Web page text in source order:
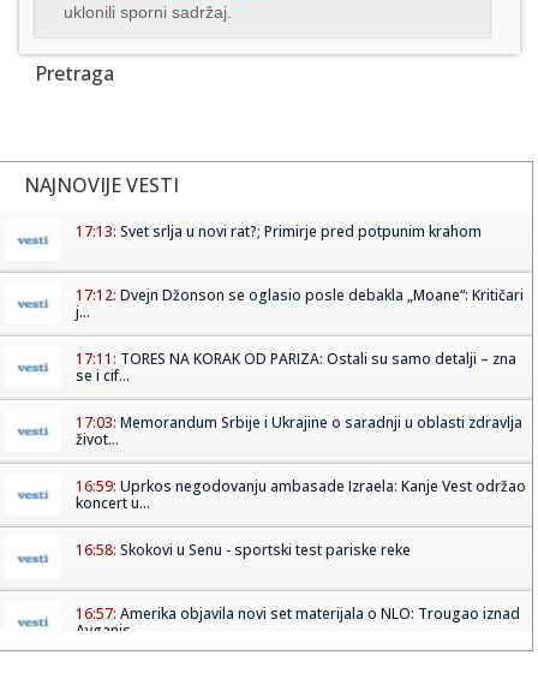
uklonili sporni sadržaj.
Pretraga
NAJNOVIJE VESTI
17:13: Svet srlja u novi rat?; Primirje pred potpunim krahom
17:12: Dvejn Džonson se oglasio posle debakla „Moane“: Kritičari
j...
17:11: TORES NA KORAK OD PARIZA: Ostali su samo detalji – zna
se i cif...
17:03: Memorandum Srbije i Ukrajine o saradnji u oblasti zdravlja
život...
16:59: Uprkos negodovanju ambasade Izraela: Kanje Vest održao
koncert u...
16:58: Skokovi u Senu - sportski test pariske reke
16:57: Amerika objavila novi set materijala o NLO: Trougao iznad
Avganis...